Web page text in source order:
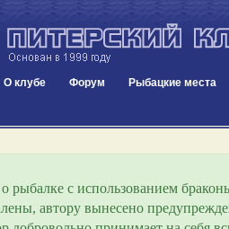
О клубе Форум Рыбацкие места
рыбалке с использованием
автору вынесено